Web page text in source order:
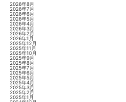
2026年8月
2026年7月
2026年6月
2026年5月
2026年4月
2026年3月
2026年2月
2026年1月
2025年12月
2025年11月
2025年10月
2025年9月
2025年8月
2025年7月
2025年6月
2025年5月
2025年4月
2025年3月
2025年2月
2025年1月